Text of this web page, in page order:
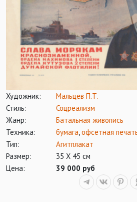
Художник:
Мальцев П.Т.
Стиль:
Соцреализм
Жанр:
Батальная живопись
Техника:
бумага,офсетная
Тип:
Агитплакат
Размер:
35 Х 45 см
Цена:
39 000 руб